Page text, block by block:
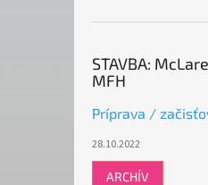
STAVBA:
MFH
Príprava /
28.10.2022
ARCHÍV